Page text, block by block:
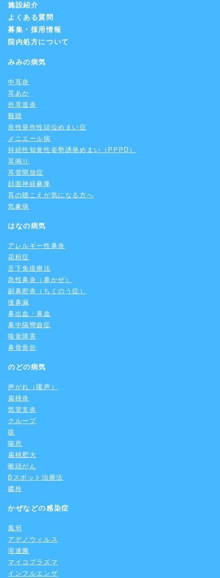
施設紹介
よくある質問
募集・採用情報
院内処方について
みみの病気
中耳炎
耳あか
外耳道炎
難聴
良性発作性頭位めまい症
メニエール病
持続性知覚性姿勢誘発めまい（PPPD）
耳鳴り
耳管開放症
顔面神経麻痺
耳の聴こえが気になる方へ
気象病
はなの病気
アレルギー性鼻炎
花粉症
舌下免疫療法
急性鼻炎（鼻かぜ）
副鼻腔炎（ちくのう症）
後鼻漏
鼻出血・鼻血
鼻中隔彎曲症
嗅覚障害
鼻骨骨折
のどの病気
声がれ（嗄声）
扁桃炎
気管支炎
クループ
咳
喘息
扁桃肥大
喉頭がん
Bスポット治療法
膿栓
かぜなどの感染症
風邪
アデノウィルス
溶連菌
マイコプラズマ
インフルエンザ